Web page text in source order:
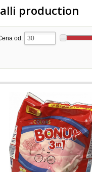
production
od: